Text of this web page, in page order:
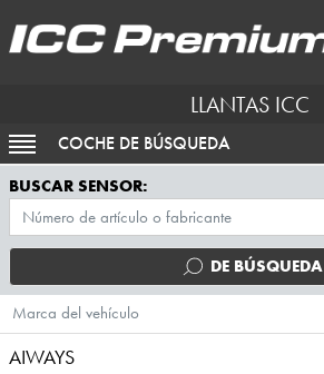
LLANTAS ICC
ACTIVAR NAVEGACIÓN
COCHE DE BÚSQUEDA
BUSCAR SENSOR:
DE BÚSQUEDA
Marca del vehículo
AIWAYS